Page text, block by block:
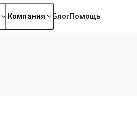
Компания БлогПомощь